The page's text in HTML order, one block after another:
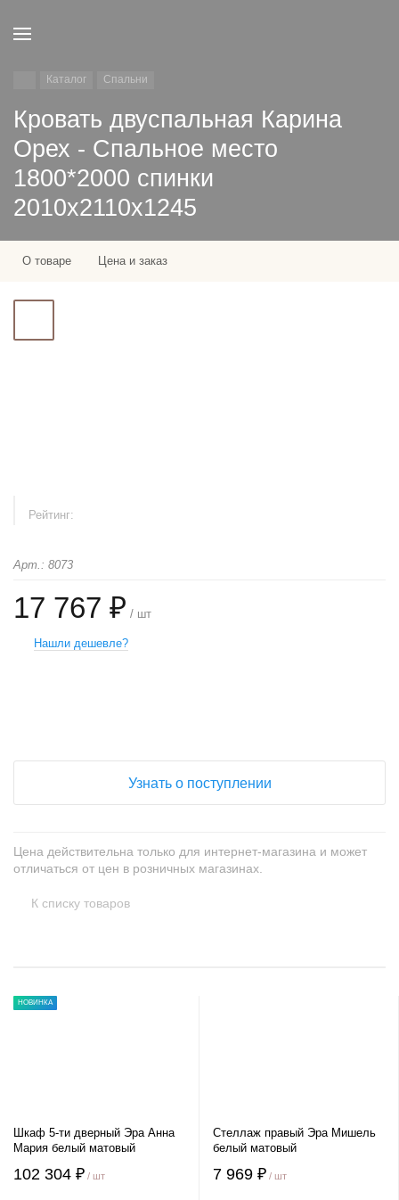
Каталог Спальни
Кровать двуспальная Карина
Орех - Спальное место
1800*2000 спинки
2010х2110х1245
О товаре Цена и заказ
Рейтинг:
Арт.: 8073
17 767 ₽ / шт
Нашли дешевле?
Узнать о поступлении
Цена действительна только для интернет-магазина и может
отличаться от цен в розничных магазинах.
К списку товаров
НОВИНКА
Шкаф 5-ти дверный Эра Анна
Мария белый матовый
102 304 ₽ / шт
Стеллаж правый Эра Мишель
белый матовый
7 969 ₽ / шт